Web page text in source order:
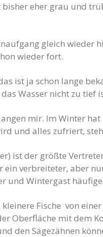
eher grau und
gleich
wieder fort.
ist ja schon lange
Wasser nicht zu tief
mir. Im Winter
und alles zufriert,
ist der größte
ein verbreiteter, aber
und Wintergast
Fische von
Oberfläche mit dem
den Sägezähnen